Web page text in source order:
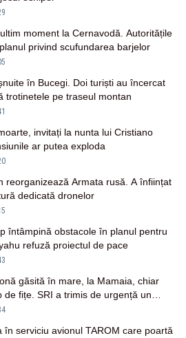
moment la Cernavodă. Autoritățile
privind scufundarea barjelor
în Bucegi. Doi turiști au încercat
trotinetele pe traseul montan
invitați la nunta lui Cristiano
ar putea exploda
reorganizează Armata rusă. A înființat
dedicată dronelor
întâmpină obstacole în planul pentru
refuză proiectul de pace
găsită în mare, la Mamaia, chiar
de fițe. SRI a trimis de urgență un
în serviciu avionul TAROM care poartă